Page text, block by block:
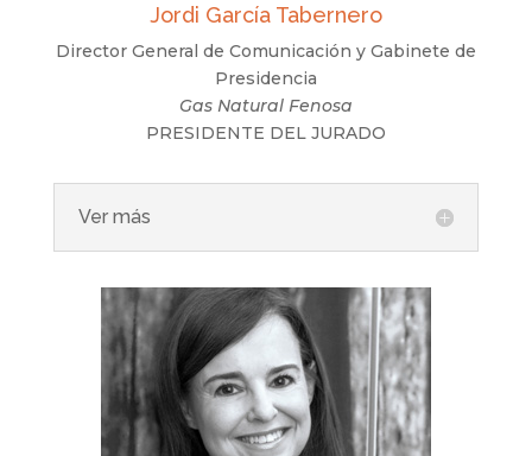
Jordi García Tabernero
Director General de Comunicación y Gabinete de
Presidencia
Gas Natural Fenosa
PRESIDENTE DEL JURADO
Ver más